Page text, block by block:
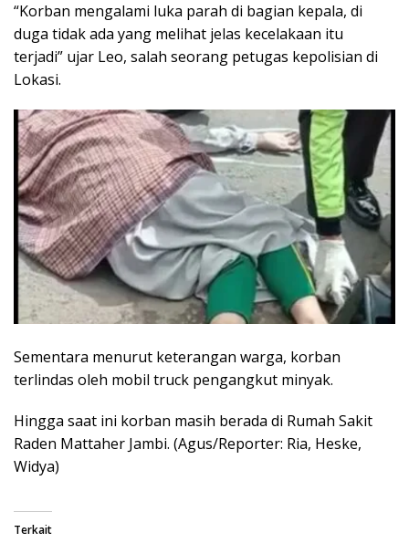
“Korban mengalami luka parah di bagian kepala, di
duga tidak ada yang melihat jelas kecelakaan itu
terjadi” ujar Leo, salah seorang petugas kepolisian di
Lokasi.
Sementara menurut keterangan warga, korban
terlindas oleh mobil truck pengangkut minyak.
Hingga saat ini korban masih berada di Rumah Sakit
Raden Mattaher Jambi. (Agus/Reporter: Ria, Heske,
Widya)
Terkait